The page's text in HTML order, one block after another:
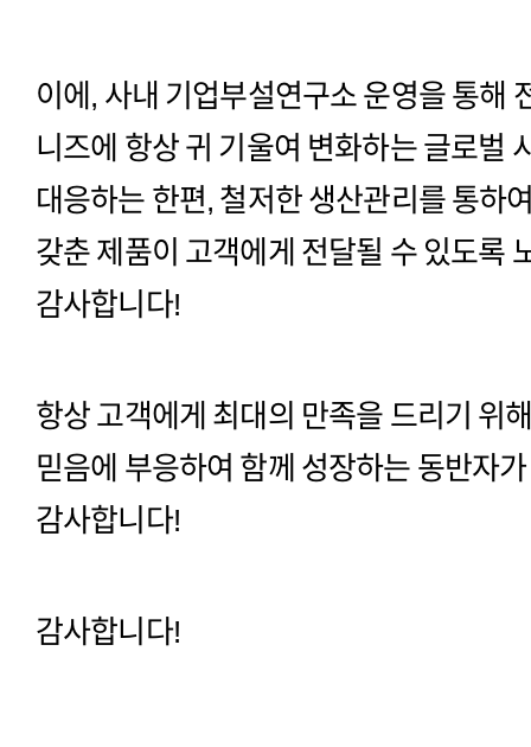
이에, 사내 기업부설연구소 운영을 통해
니즈에 항상 귀 기울여 변화하는 글로벌
대응하는 한편, 철저한 생산관리를 통하
갖춘 제품이 고객에게 전달될 수 있도록
감사합니다!
항상 고객에게 최대의 만족을 드리기 위
믿음에 부응하여 함께 성장하는 동반자
감사합니다!
감사합니다!